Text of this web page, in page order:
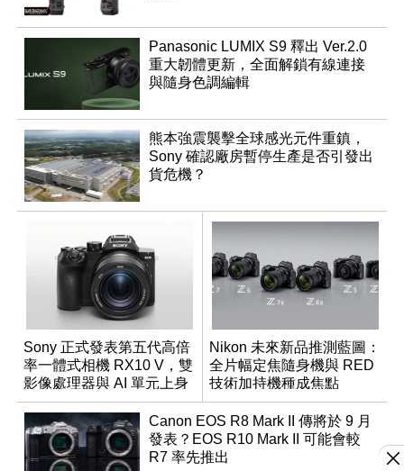
Panasonic LUMIX S9 釋出 Ver.2.0
重大韌體更新，全面解鎖有線連接
與隨身色調編輯
熊本強震襲擊全球感光元件重鎮，
Sony 確認廠房暫停生產是否引發出
貨危機？
Sony 正式發表第五代高倍
率一體式相機 RX10 V，雙
影像處理器與 AI 單元上身
Nikon 未來新品推測藍圖：
全片幅定焦隨身機與 RED
技術加持機種成焦點
Canon EOS R8 Mark II 傳將於 9 月
發表？EOS R10 Mark II 可能會較
R7 率先推出